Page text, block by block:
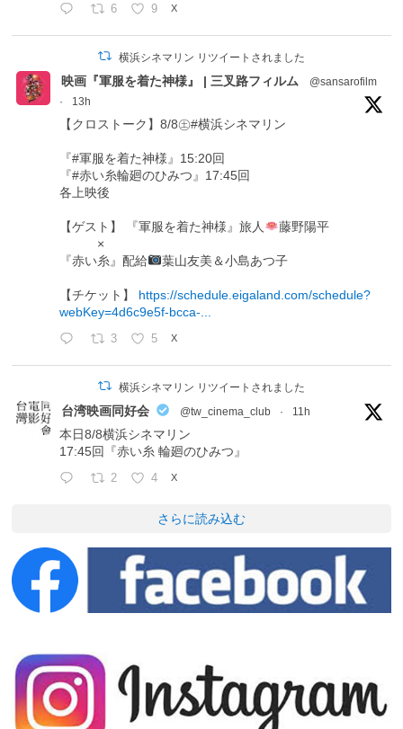
6 9 X
横浜シネマリン リツイートされました
映画『軍服を着た神様』 | 三叉路フィルム
@sansarofilm
·
13h
【クロストーク】8/8㊏#横浜シネマリン
『#軍服を着た神様』15:20回
『#赤い糸輪廻のひみつ』17:45回
各上映後
【ゲスト】 『軍服を着た神様』旅人
藤野陽平
×
『赤い糸』配給
葉山友美＆小島あつ子
【チケット】 https://schedule.eigaland.com/schedule?
webKey=4d6c9e5f-bcca-...
3 5 X
横浜シネマリン リツイートされました
台湾映画同好会 @tw_cinema_club · 11h
本日8/8横浜シネマリン
17:45回『赤い糸 輪廻のひみつ』
2 4 X
さらに読み込む